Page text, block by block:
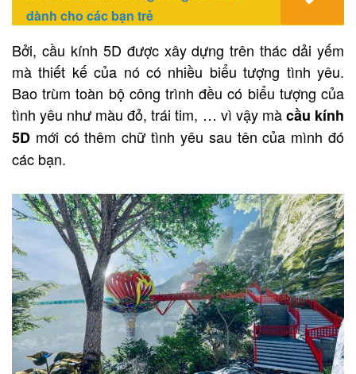
dành cho các bạn trẻ
Bởi, cầu kính 5D được xây dựng trên thác dải yếm
mà thiết kế của nó có nhiều biểu tượng tình yêu.
Bao trùm toàn bộ công trình đều có biểu tượng của
tình yêu như màu đỏ, trái tim, … vì vậy màcầu kính
5D mới có thêm chữ tình yêu sau tên của mình đó
các bạn.